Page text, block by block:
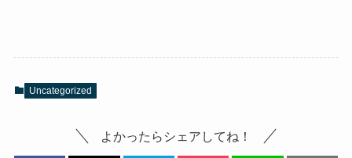
Uncategorized
よかったらシェアしてね！